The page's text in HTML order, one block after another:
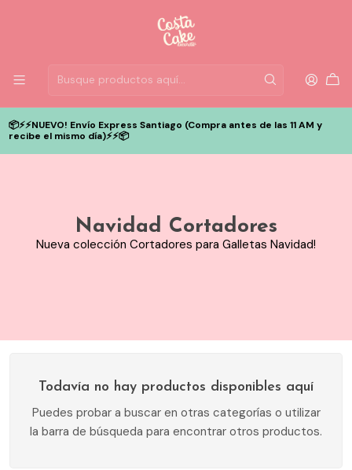
📦⚡️⚡️NUEVO! Envío Express Santiago (Compra antes de las 11 AM y
recibe el mismo día)⚡️⚡️📦
Navidad Cortadores
Nueva colección Cortadores para Galletas Navidad!
Todavía no hay productos disponibles aquí
Puedes probar a buscar en otras categorías o utilizar
la barra de búsqueda para encontrar otros productos.